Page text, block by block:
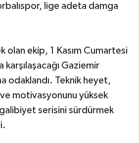
lige adeta damga
olan ekip, 1 Kasım Cumartesi
Gaziemir
odaklandı. Teknik heyet,
motivasyonunu yüksek
serisini sürdürmek